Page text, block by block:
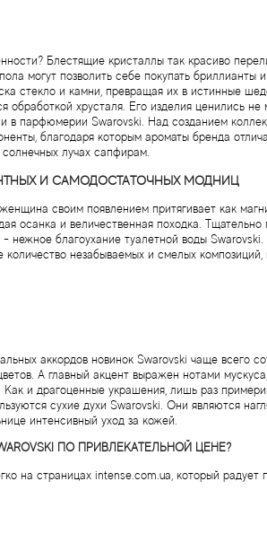
Блестящие кристаллы так красиво
могут позволить себе покупать
стекло и камни, превращая их в истинные
обработкой хрусталя. Его изделия ценились
парфюмерии Swarovski. Над созданием
благодаря которым ароматы бренда
лучах сапфирам.
И САМОДОСТАТОЧНЫХ МОДНИЦ
своим появлением притягивает как
осанка и величественная походка.
нежное благоухание туалетной воды
количество незабываемых и смелых
аккордов новинок Swarovski чаще всего
А главный акцент выражен нотами
и драгоценные украшения, лишь раз
сухие духи Swarovski. Они являются
интенсивный уход за кожей.
ПО ПРИВЛЕКАТЕЛЬНОЙ ЦЕНЕ?
на страницах intense.com.ua, который